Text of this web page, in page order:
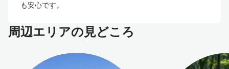
も安心です。
周辺エリアの見どころ